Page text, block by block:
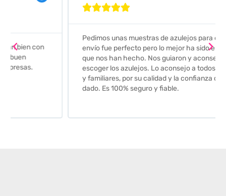
Pedimos unas muestras de azulejos para el baño. El
envío fue perfecto pero lo mejor ha sido el seguimiento
que nos han hecho. Nos guiaron y aconsejaron para
escoger los azulejos. Lo aconsejo a todos mis amigos
y familiares, por su calidad y la confianza que nos han
dado. Es 100% seguro y fiable.